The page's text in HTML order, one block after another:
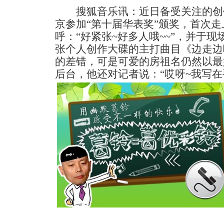
搜狐音乐讯：近日备受关注的创
京参加“第十届华表奖”颁奖，首次
呼：“好紧张~好多人哦~~”，并于
张个人创作大碟的主打曲目《边走
的差错，可是可爱的房祖名仍然以
后台，他还对记者说：“哎呀~我写